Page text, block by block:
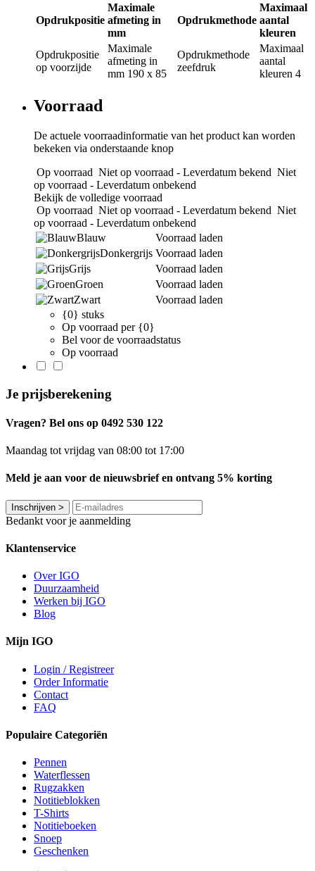
Opdrukpositie
Maximale
afmeting in
mm
Opdrukmethode
Maximaal
aantal
kleuren
Opdrukpositie
op voorzijde
Maximale
afmeting in
mm 190 x 85
Opdrukmethode
zeefdruk
Maximaal
aantal
kleuren 4
Voorraad
De actuele voorraadinformatie van het product kan worden
bekeken via onderstaande knop
Op voorraad Niet op voorraad - Leverdatum bekend Niet
op voorraad - Leverdatum onbekend
Bekijk de volledige voorraad
Op voorraad Niet op voorraad - Leverdatum bekend Niet
op voorraad - Leverdatum onbekend
Blauw
Voorraad laden
Donkergrijs Voorraad laden
Grijs
Voorraad laden
Groen
Voorraad laden
Zwart
Voorraad laden
{0} stuks
Op voorraad per {0}
Bel voor de voorraadstatus
Op voorraad
Je prijsberekening
Vragen? Bel ons op 0492 530 122
Maandag tot vrijdag van 08:00 tot 17:00
Meld je aan voor de nieuwsbrief en ontvang 5% korting
Inschrijven >
Bedankt voor je aanmelding
Klantenservice
Over IGO
Duurzaamheid
Werken bij IGO
Blog
Mijn IGO
Login / Registreer
Order Informatie
Contact
FAQ
Populaire Categoriën
Pennen
Waterflessen
Rugzakken
Notitieblokken
T-Shirts
Notitieboeken
Snoep
Geschenken